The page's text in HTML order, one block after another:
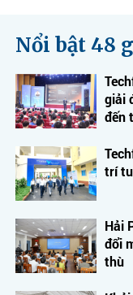
Nổi bật 48
giải
đến
trí
Hải
đổi
thù